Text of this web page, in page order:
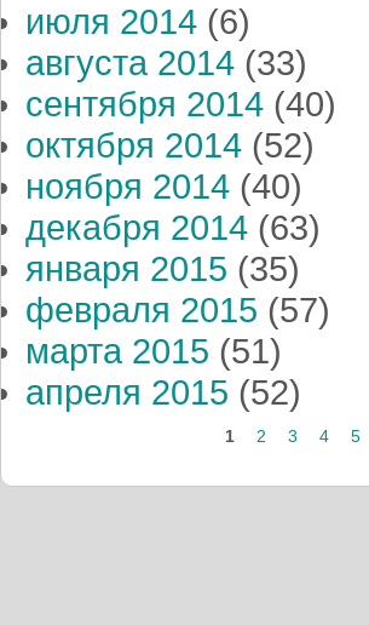
июля 2014 (6)
августа 2014 (33)
сентября 2014 (40)
октября 2014 (52)
ноября 2014 (40)
декабря 2014 (63)
января 2015 (35)
февраля 2015 (57)
марта 2015 (51)
апреля 2015 (52)
1 2 3 4 5